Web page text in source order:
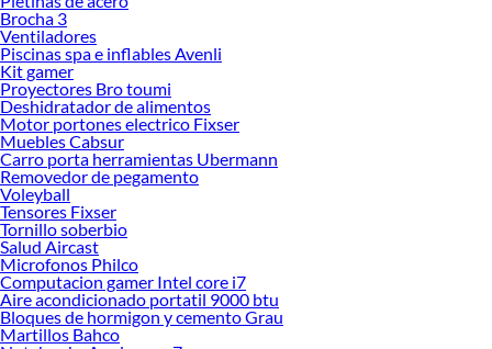
Brocha 3
Ventiladores
Piscinas spa e inflables Avenli
Kit gamer
Proyectores Bro toumi
Deshidratador de alimentos
Motor portones electrico Fixser
Muebles Cabsur
Carro porta herramientas Ubermann
Removedor de pegamento
Voleyball
Tensores Fixser
Tornillo soberbio
Salud Aircast
Microfonos Philco
Computacion gamer Intel core i7
Aire acondicionado portatil 9000 btu
Bloques de hormigon y cemento Grau
Martillos Bahco